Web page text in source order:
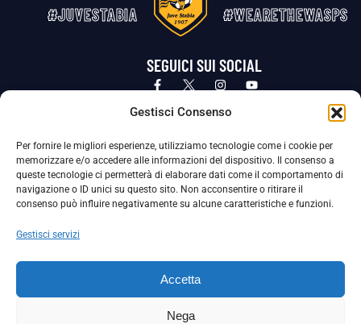
Gestisci Consenso
Per fornire le migliori esperienze, utilizziamo tecnologie come i cookie per
memorizzare e/o accedere alle informazioni del dispositivo. Il consenso a
queste tecnologie ci permetterà di elaborare dati come il comportamento di
navigazione o ID unici su questo sito. Non acconsentire o ritirare il
consenso può influire negativamente su alcune caratteristiche e funzioni.
Gestisci servizi
Accetta
Nega
#JUVESTABIA #WEARETHEWASPS
SEGUICI SUI SOCIAL
Privacy Policy Cookie Policy
La Società ha nominato il Responsabile della Protezione dei Dati Personali (DPO), figura specializzata che vigila sulle modalità
adottate dalla nostra Società per tutelare i Suoi dati personali.
Per contattare il DPO può scrivere a
La Società ha inoltre adottato un proprio Codice Etico, consultabile al seguente link: